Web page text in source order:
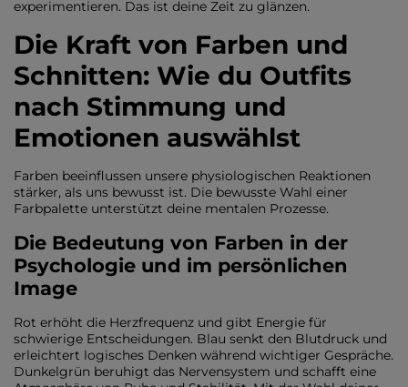
experimentieren. Das ist deine Zeit zu glänzen.
Die Kraft von Farben und
Schnitten: Wie du Outfits
nach Stimmung und
Emotionen auswählst
Farben beeinflussen unsere physiologischen Reaktionen
stärker, als uns bewusst ist. Die bewusste Wahl einer
Farbpalette unterstützt deine mentalen Prozesse.
Die Bedeutung von Farben in der
Psychologie und im persönlichen
Image
Rot erhöht die Herzfrequenz und gibt Energie für
schwierige Entscheidungen. Blau senkt den Blutdruck und
erleichtert logisches Denken während wichtiger Gespräche.
Dunkelgrün beruhigt das Nervensystem und schafft eine